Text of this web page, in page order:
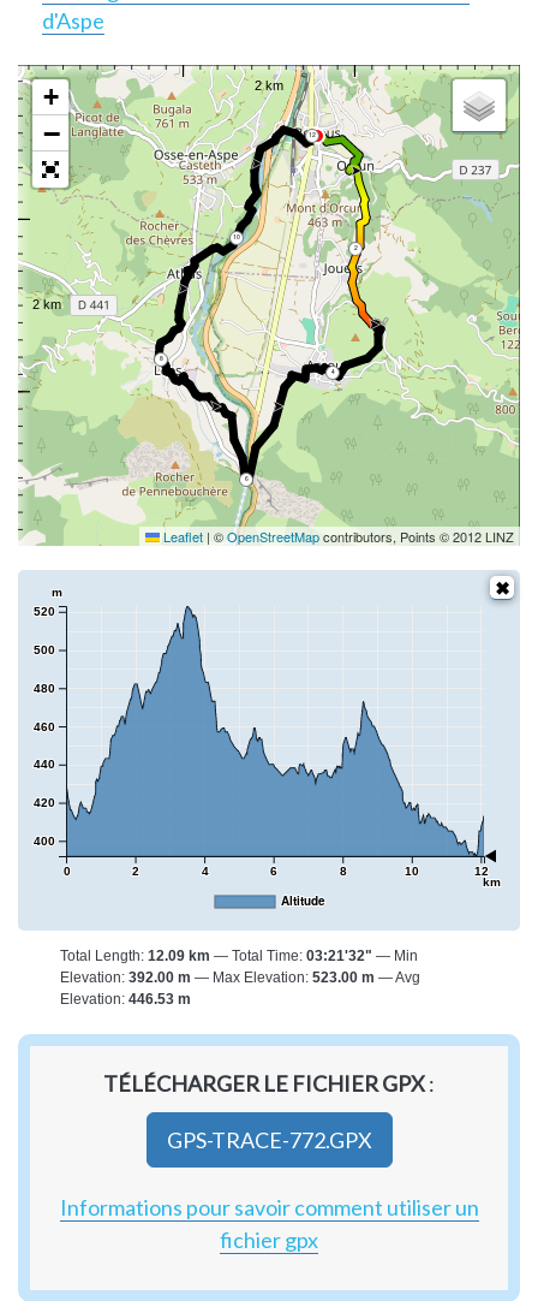
d'Aspe
8
4
12
2
6
10
+
−
Leaflet | ©OpenStreetMapcontributors, Points © 2012 LINZ
0 2 4 6 8 10 12
km
400
420
440
460
480
500
520
m
Altitude
Total Length: 12.09 km Total Time: 03:21'32"
Min
Elevation: 392.00 m Max Elevation: 523.00 m
Avg
Elevation: 446.53 m
TÉLÉCHARGER LE FICHIER GPX:
GPS-TRACE-772.GPX
Informations pour savoir comment utiliser un
fichier gpx